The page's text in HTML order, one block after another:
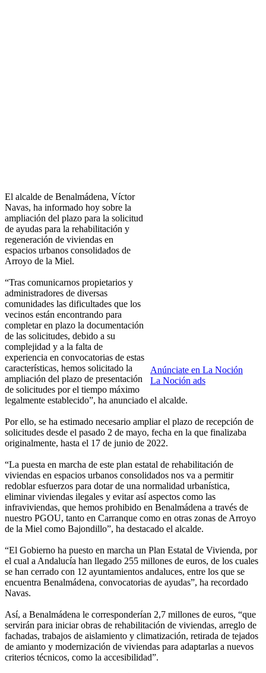
Anúnciate en La Noción
La Noción ads
El alcalde de Benalmádena, Víctor
Navas, ha informado hoy sobre la
ampliación del plazo para la solicitud
de ayudas para la rehabilitación y
regeneración de viviendas en
espacios urbanos consolidados de
Arroyo de la Miel.
“Tras comunicarnos propietarios y
administradores de diversas
comunidades las dificultades que los
vecinos están encontrando para
completar en plazo la documentación
de las solicitudes, debido a su
complejidad y a la falta de
experiencia en convocatorias de estas
características, hemos solicitado la
ampliación del plazo de presentación
de solicitudes por el tiempo máximo
legalmente establecido”, ha anunciado el alcalde.
Por ello, se ha estimado necesario ampliar el plazo de recepción de
solicitudes desde el pasado 2 de mayo, fecha en la que finalizaba
originalmente, hasta el 17 de junio de 2022.
“La puesta en marcha de este plan estatal de rehabilitación de
viviendas en espacios urbanos consolidados nos va a permitir
redoblar esfuerzos para dotar de una normalidad urbanística,
eliminar viviendas ilegales y evitar así aspectos como las
infraviviendas, que hemos prohibido en Benalmádena a través de
nuestro PGOU, tanto en Carranque como en otras zonas de Arroyo
de la Miel como Bajondillo”, ha destacado el alcalde.
“El Gobierno ha puesto en marcha un Plan Estatal de Vivienda, por
el cual a Andalucía han llegado 255 millones de euros, de los cuales
se han cerrado con 12 ayuntamientos andaluces, entre los que se
encuentra Benalmádena, convocatorias de ayudas”, ha recordado
Navas.
Así, a Benalmádena le corresponderían 2,7 millones de euros, “que
servirán para iniciar obras de rehabilitación de viviendas, arreglo de
fachadas, trabajos de aislamiento y climatización, retirada de tejados
de amianto y modernización de viviendas para adaptarlas a nuevos
criterios técnicos, como la accesibilidad”.